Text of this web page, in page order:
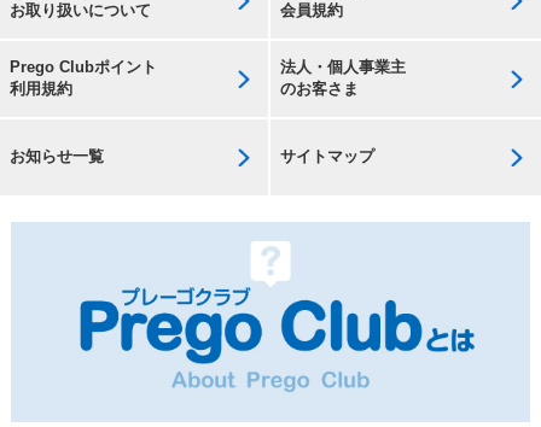
お取り扱いについて
会員規約
Prego Clubポイント
利用規約
法人・個人事業主
のお客さま
お知らせ一覧 サイトマップ